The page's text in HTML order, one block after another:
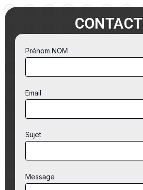
CONTACT
Prénom NOM
Email
Sujet
Message